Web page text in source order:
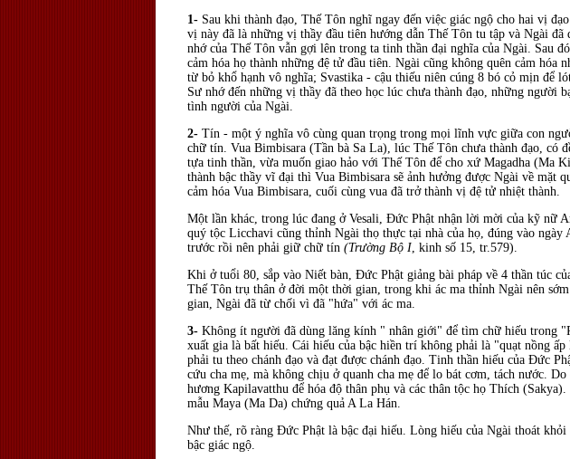
1- Sau khi thành đạo, Thế Tôn nghĩ ngay đến việc giác ngộ cho hai vị
vị này đã là những vị thầy đầu tiên hướng dẫn Thế Tôn tu tập và Ngài
nhớ của Thế Tôn vẫn gợi lên trong ta tinh thần đại nghĩa của Ngài. Sau
cảm hóa họ thành những đệ tử đầu tiên. Ngài cũng không quên cảm hóa
từ bỏ khổ hạnh vô nghĩa; Svastika - cậu thiếu niên cúng 8 bó cỏ mịn để
Sư nhớ đến những vị thầy đã theo học lúc chưa thành đạo, những người
tình người của Ngài.
2- Tín - một ý nghĩa vô cùng quan trọng trong mọi lĩnh vực giữa con
chữ tín. Vua Bimbisara (Tần bà Sa La), lúc Thế Tôn chưa thành đạo, có
tựa tinh thần, vừa muốn giao hảo với Thế Tôn để cho xứ Magadha
thành bậc thầy vĩ đại thì Vua Bimbisara sẽ ảnh hưởng được Ngài về mặt
cảm hóa Vua Bimbisara, cuối cùng vua đã trở thành vị đệ tử nhiệt thành.
Một lần khác, trong lúc đang ở Vesali, Ðức Phật nhận lời mời của kỹ nữ
quý tộc Licchavi cũng thỉnh Ngài thọ thực tại nhà của họ, đúng vào
trước rồi nên phải giữ chữ tín (Trường Bộ I , kinh số 15, tr.579).
Khi ở tuổi 80, sắp vào Niết bàn, Ðức Phật giảng bài pháp về 4 thần túc
Thế Tôn trụ thân ở đời một thời gian, trong khi ác ma thỉnh Ngài nên
gian, Ngài đã từ chối vì đã "hứa" với ác ma.
3- Không ít người đã dùng lăng kính " nhân giới" để tìm chữ hiếu trong
xuất gia là bất hiếu. Cái hiếu của bậc hiền trí không phải là "quạt nồng
phải tu theo chánh đạo và đạt được chánh đạo. Tinh thần hiếu của Ðức
cứu cha mẹ, mà không chịu ở quanh cha mẹ để lo bát cơm, tách nước.
hương Kapilavatthu để hóa độ thân phụ và các thân tộc họ Thích
mẫu Maya (Ma Da) chứng quả A La Hán.
Như thế, rõ ràng Ðức Phật là bậc đại hiếu. Lòng hiếu của Ngài thoát
bậc giác ngộ.